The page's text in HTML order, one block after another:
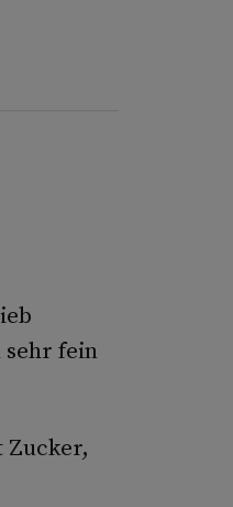
sehr fein
Zucker,